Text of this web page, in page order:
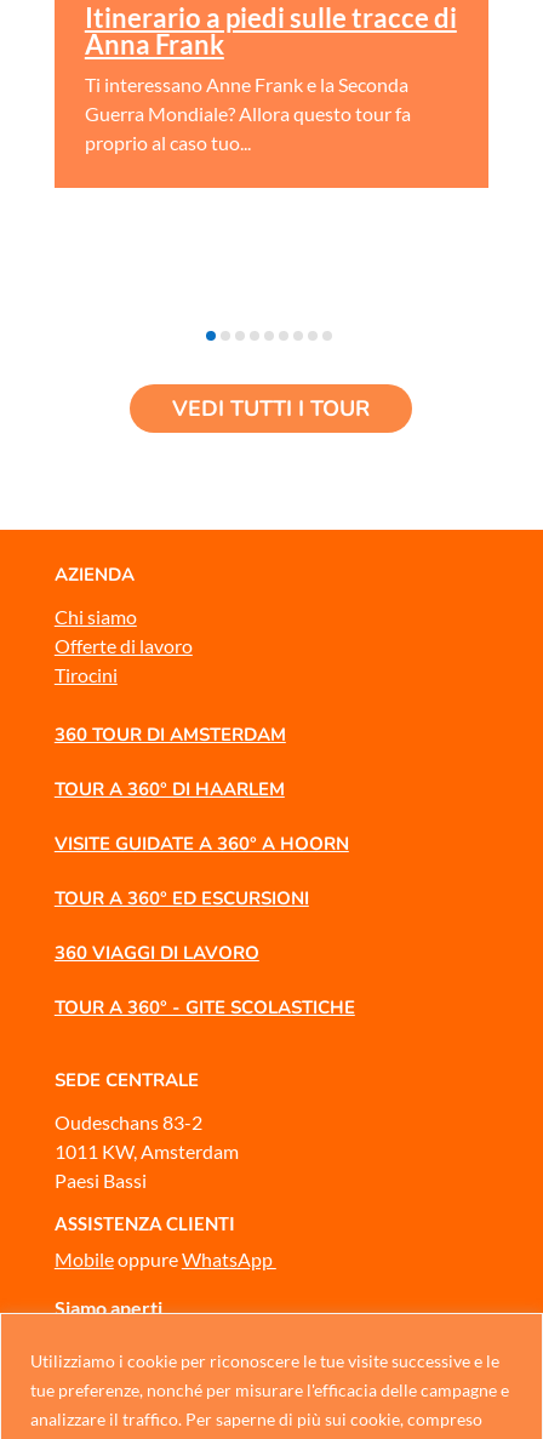
Utilizziamo i cookie per riconoscere le tue visite successive e le
tue preferenze, nonché per misurare l'efficacia delle campagne e
analizzare il traffico. Per saperne di più sui cookie, compreso
Itinerario a piedi sulle tracce di
Anna Frank
Ti interessano Anne Frank e la Seconda
Guerra Mondiale? Allora questo tour fa
proprio al caso tuo...
VEDI TUTTI I TOUR
AZIENDA
Chi siamo
Offerte di lavoro
Tirocini
360 TOUR DI AMSTERDAM
TOUR A 360° DI HAARLEM
VISITE GUIDATE A 360° A HOORN
TOUR A 360° ED ESCURSIONI
360 VIAGGI DI LAVORO
TOUR A 360° - GITE SCOLASTICHE
SEDE CENTRALE
Oudeschans 83-2
1011 KW, Amsterdam
Paesi Bassi
ASSISTENZA CLIENTI
MobileoppureWhatsApp
Siamo aperti
CONTATTACI
German
Chinese